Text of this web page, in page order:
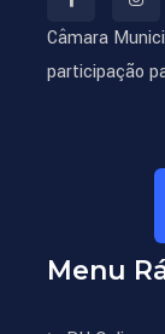
Câmara
participação
Menu